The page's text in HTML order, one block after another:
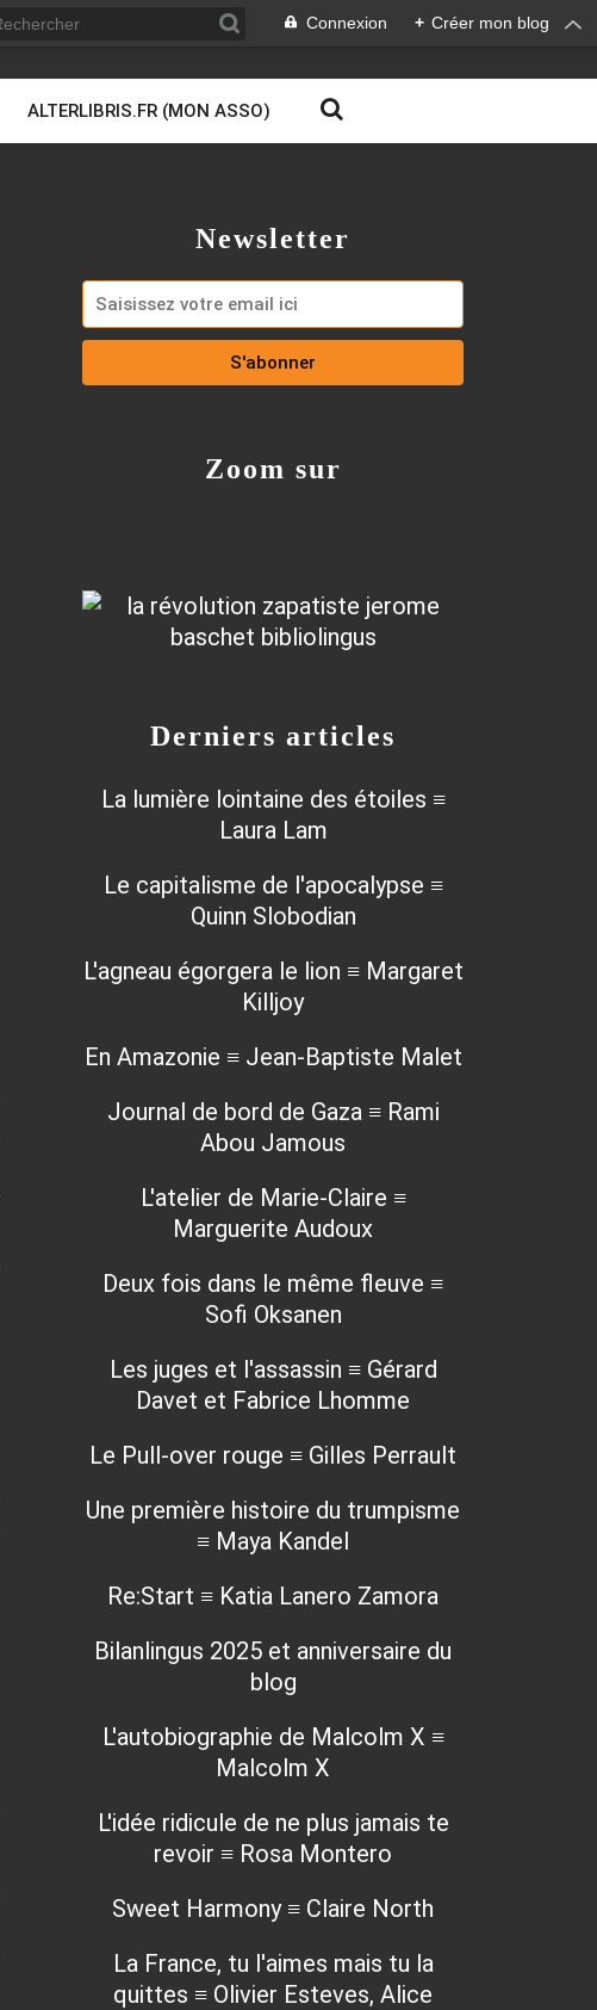
Connexion + Créer mon blog
ALTERLIBRIS.FR (MON ASSO)
Newsletter
Derniers articles
La lumière lointaine des étoiles ≡
Laura Lam
Le capitalisme de l'apocalypse ≡
Quinn Slobodian
L'agneau égorgera le lion ≡ Margaret
Killjoy
En Amazonie ≡ Jean-Baptiste Malet
Journal de bord de Gaza ≡ Rami
Abou Jamous
L'atelier de Marie-Claire ≡
Marguerite Audoux
Deux fois dans le même fleuve ≡
Sofi Oksanen
Les juges et l'assassin ≡ Gérard
Davet et Fabrice Lhomme
Le Pull-over rouge ≡ Gilles Perrault
Une première histoire du trumpisme
≡ Maya Kandel
Re:Start ≡ Katia Lanero Zamora
Bilanlingus 2025 et anniversaire du
blog
L'autobiographie de Malcolm X ≡
Malcolm X
L'idée ridicule de ne plus jamais te
revoir ≡ Rosa Montero
Sweet Harmony ≡ Claire North
La France, tu l'aimes mais tu la
quittes ≡ Olivier Esteves, Alice
Zoom sur